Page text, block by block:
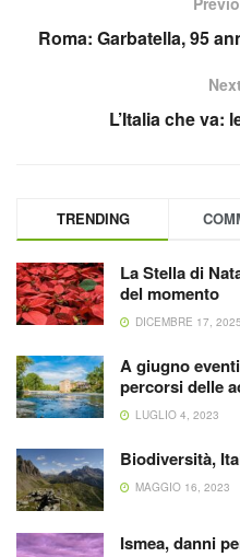
Roma: Garbatella, 95
L’Italia che va:
TRENDING
La Stella di
del momento
DICEMBRE 17, 2025
A giugno
percorsi delle
LUGLIO 4, 2023
Biodiversità,
MAGGIO 16, 2023
Ismea, danni